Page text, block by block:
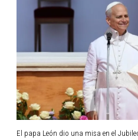
El papa León dio una misa en el